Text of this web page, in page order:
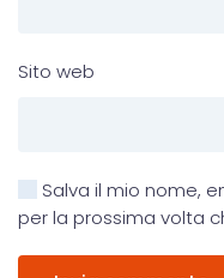
Sito web
Salva il mio nome,
per la prossima volta